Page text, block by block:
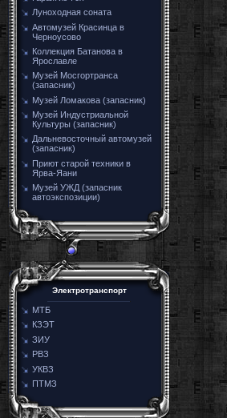
Луноходная соната
Автомузей Красинца в
Черноусово
Коллекция Батанова в
Ярославле
Музей Мосгортранса
(запасник)
Музей Ломакова (запасник)
Музей Индустриальной
Культуры (запасник)
Дальневосточный автомузей
(запасник)
Приют старой техники в
Ярва-Яани
Музей УЖД (запасник
автоэкспозиции)
Электротранспорт
МТБ
КЗЭТ
ЗИУ
РВЗ
УКВЗ
ПТМЗ